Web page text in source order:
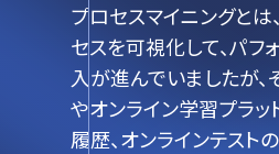
プロセスマイニングと
セスを可視化して、パ
入が進んでいましたが
やオンライン学習プラッ
履歴、オンラインテスト